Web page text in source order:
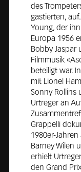
des
gastierten,
Young, der
Europa 1956
Bobby Jaspar
Filmmusik
beteiligt war.
mit Lionel
Sonny Rollins
Urtreger an
Grappelli
1980er-
Barney Wilen
erhielt
den Grand